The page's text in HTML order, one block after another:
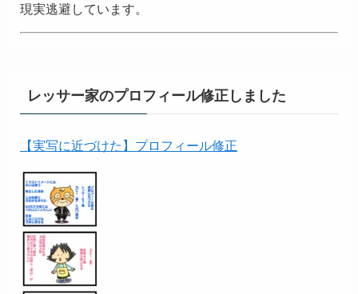
現実逃避しています。
レッサー家のプロフィール修正しました
【実写に近づけた】プロフィール修正